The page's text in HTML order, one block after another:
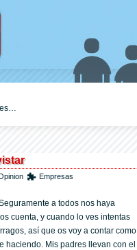
Empresas
a todos nos haya
cuenta, y cuando lo ves intentas
así­ que os voy a contar como
haciendo. Mis padres llevan con el